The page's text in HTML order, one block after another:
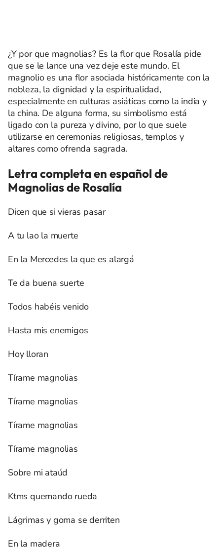
¿Y por que magnolias? Es la flor que Rosalía pide
que se le lance una vez deje este mundo. El
magnolio es una flor asociada históricamente con la
nobleza, la dignidad y la espiritualidad,
especialmente en culturas asiáticas como la india y
la china. De alguna forma, su simbolismo está
ligado con la pureza y divino, por lo que suele
utilizarse en ceremonias religiosas, templos y
altares como ofrenda sagrada.
Letra completa en español de
Magnolias de Rosalía
Dicen que si vieras pasar
A tu lao la muerte
En la Mercedes la que es alargá
Te da buena suerte
Todos habéis venido
Hasta mis enemigos
Hoy lloran
Tírame magnolias
Tírame magnolias
Tírame magnolias
Tírame magnolias
Sobre mi ataúd
Ktms quemando rueda
Lágrimas y goma se derriten
En la madera